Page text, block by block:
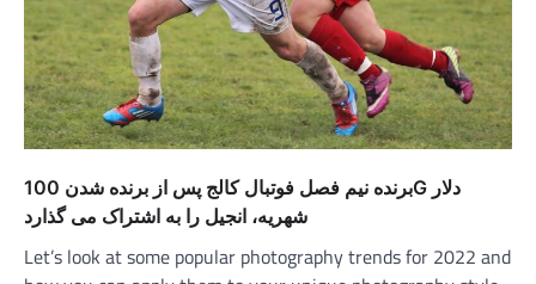
برنده نیم فصل فوتبال کالج پس از برنده شدن 100G دلار
شهریه، انجیل را به اشتراک می گذارد
Let’s look at some popular photography trends for 2022 and